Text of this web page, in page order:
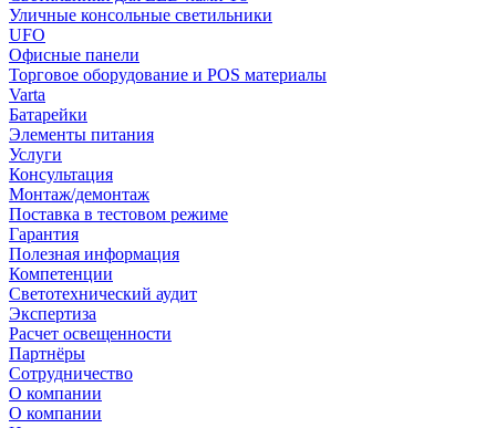
Уличные консольные светильники
UFO
Офисные панели
Торговое оборудование и POS материалы
Varta
Батарейки
Элементы питания
Услуги
Консультация
Монтаж/демонтаж
Поставка в тестовом режиме
Гарантия
Полезная информация
Компетенции
Светотехнический аудит
Экспертиза
Расчет освещенности
Партнёры
Cотрудничество
О компании
О компании